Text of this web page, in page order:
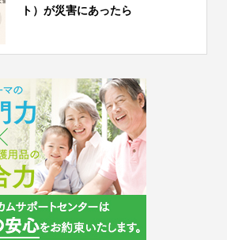
ト）が災害にあったら